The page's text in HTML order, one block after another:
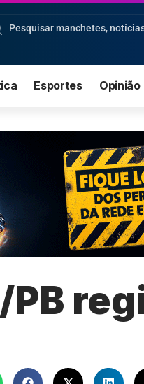
Esportes Opinião